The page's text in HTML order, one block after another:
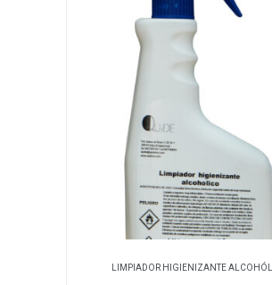
LIMPIADOR HIGIENIZANTE